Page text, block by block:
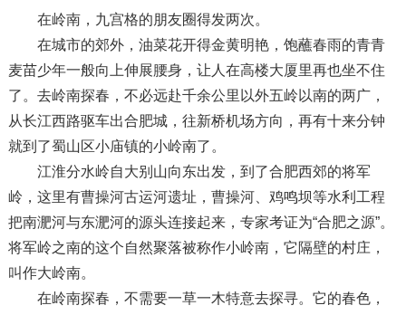
在岭南，九宫格的朋友圈得发两次。
在城市的郊外，油菜花开得金黄明艳，饱蘸春雨的青青
麦苗少年一般向上伸展腰身，让人在高楼大厦里再也坐不住
了。去岭南探春，不必远赴千余公里以外五岭以南的两广，
从长江西路驱车出合肥城，往新桥机场方向，再有十来分钟
就到了蜀山区小庙镇的小岭南了。
江淮分水岭自大别山向东出发，到了合肥西郊的将军
岭，这里有曹操河古运河遗址，曹操河、鸡鸣坝等水利工程
把南淝河与东淝河的源头连接起来，专家考证为“合肥之源”。
将军岭之南的这个自然聚落被称作小岭南，它隔壁的村庄，
叫作大岭南。
在岭南探春，不需要一草一木特意去探寻。它的春色，